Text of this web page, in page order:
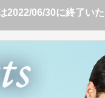
2022/06/30に終了い